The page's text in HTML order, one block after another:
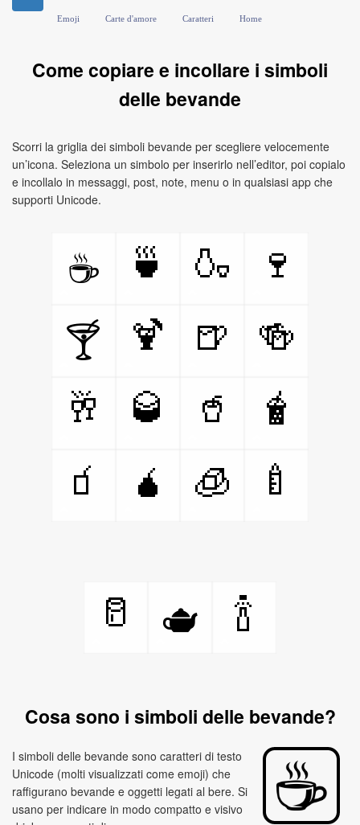
Emoji Carte d'amore Caratteri Home
Come copiare e incollare i simboli
delle bevande
Scorri la griglia dei simboli bevande per scegliere velocemente
un’icona. Seleziona un simbolo per inserirlo nell’editor, poi copialo
e incollalo in messaggi, post, note, menu o in qualsiasi app che
supporti Unicode.
☕ 🍵 🍶
🍷
🍸
🍹 🍺
🍻
🥂
🥃 🥤
🧋
🧃
🧉 🧊 🍼
🥛 🫖 🍾
Cosa sono i simboli delle bevande?
I simboli delle bevande sono caratteri di testo
Unicode (molti visualizzati come emoji) che
raffigurano bevande e oggetti legati al bere. Si
usano per indicare in modo compatto e visivo